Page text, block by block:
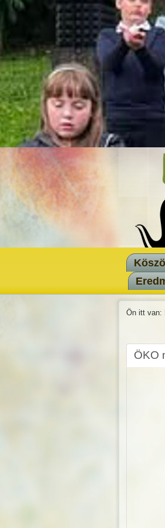
Ön itt van:
ÖKO